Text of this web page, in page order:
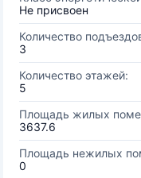
Не присвоен
Количество
3
Количество этажей:
5
Площадь жилых
3637.6
Площадь нежилых
0